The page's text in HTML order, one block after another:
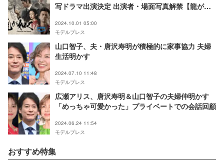
写ドラマ出演決定 出演者・場面写真解禁【龍が如
2024.10.01 05:00
モデルプレス
山口智子、夫・唐沢寿明が積極的に家事協力 夫婦
生活明かす
2024.07.10 11:48
モデルプレス
広瀬アリス、唐沢寿明＆山口智子の夫婦仲明かす
「めっちゃ可愛かった」プライベートでの会話回顧
2024.06.24 11:54
モデルプレス
おすすめ特集